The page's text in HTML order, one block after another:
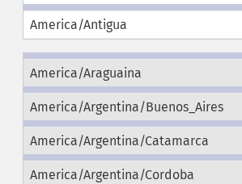
America/Antigua
America/Araguaina
America/Argentina/Buenos_Aires
America/Argentina/Catamarca
America/Argentina/Cordoba